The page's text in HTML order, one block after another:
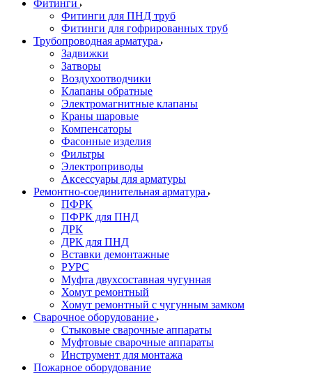
Фитинги
Фитинги для ПНД труб
Фитинги для гофрированных труб
Трубопроводная арматура
Задвижки
Затворы
Воздухоотводчики
Клапаны обратные
Электромагнитные клапаны
Краны шаровые
Компенсаторы
Фасонные изделия
Фильтры
Электроприводы
Аксессуары для арматуры
Ремонтно-соединительная арматура
ПФРК
ПФРК для ПНД
ДРК
ДРК для ПНД
Вставки демонтажные
РУРС
Муфта двухсоставная чугунная
Хомут ремонтный
Хомут ремонтный с чугунным замком
Сварочное оборудование
Стыковые сварочные аппараты
Муфтовые сварочные аппараты
Инструмент для монтажа
Пожарное оборудование